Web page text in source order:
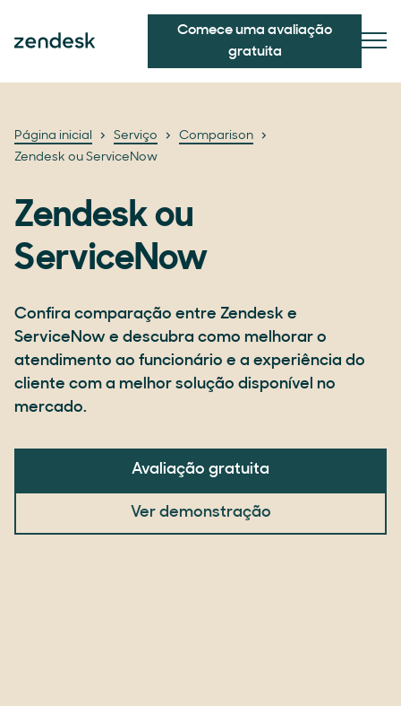
Comece uma avaliação
gratuita
Página inicial Serviço
Comparison
Zendesk ou ServiceNow
Zendesk ou
ServiceNow
Confira comparação entre Zendesk e
ServiceNow e descubra como melhorar o
atendimento ao funcionário e a experiência do
cliente com a melhor solução disponível no
mercado.
Avaliação gratuita
Ver demonstração